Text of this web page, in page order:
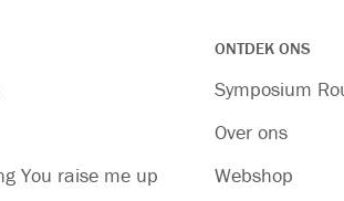
You raise me up
ONTDEK ONS
Symposium
Over ons
Webshop